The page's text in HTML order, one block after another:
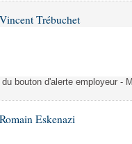
Trébuchet
bouton d'alerte employeur -
Eskenazi